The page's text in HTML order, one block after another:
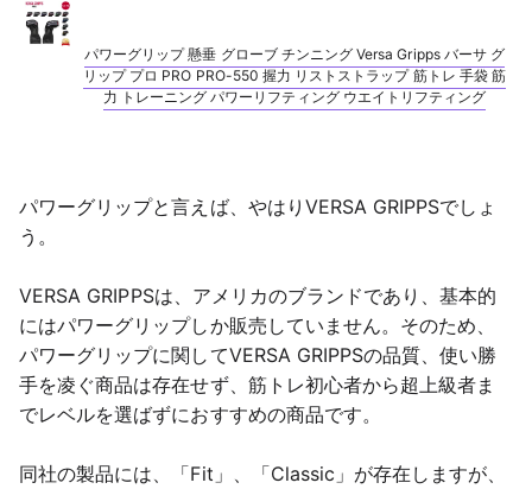
パワーグリップ 懸垂 グローブ チンニング Versa Gripps バーサ グ
リップ プロ PRO PRO-550 握力 リストストラップ 筋トレ 手袋 筋
力 トレーニング パワーリフティング ウエイトリフティング
パワーグリップと言えば、やはりVERSA GRIPPSでしょ
う。
VERSA GRIPPSは、アメリカのブランドであり、基本的
にはパワーグリップしか販売していません。そのため、
パワーグリップに関してVERSA GRIPPSの品質、使い勝
手を凌ぐ商品は存在せず、筋トレ初心者から超上級者ま
でレベルを選ばずにおすすめの商品です。
同社の製品には、「Fit」、「Classic」が存在しますが、